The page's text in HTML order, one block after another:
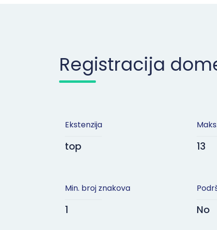
Registracija
Ekstenzija
top
Min. broj znakova
1
13
No